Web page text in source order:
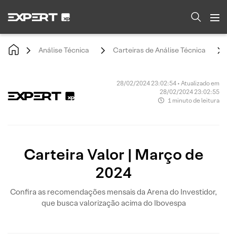
Análise Técnica Carteiras de Análise Técnica
28/02/2024 23:02:54 • Atualizado em
28/02/2024 23:02:55
1 minuto de leitura
Carteira Valor | Março de
2024
Confira as recomendações mensais da Arena do Investidor,
que busca valorização acima do Ibovespa